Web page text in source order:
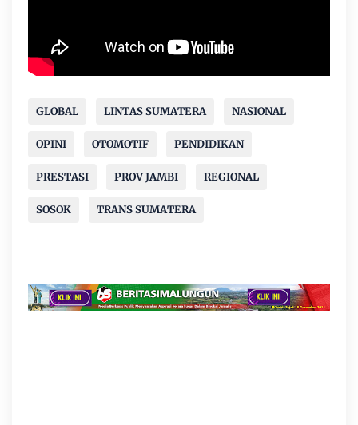
GLOBAL LINTAS SUMATERA NASIONAL
OPINI OTOMOTIF PENDIDIKAN
PRESTASI PROV JAMBI REGIONAL
SOSOK TRANS SUMATERA